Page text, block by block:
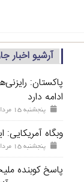
آرشیو اخبار جاری
پاکستان:
ادامه دارد
پنجشنبه ۱۵ مرداد ۱۴۰۵ - ۱۰:۵۲:۲۹
وبگاه آمریکایی:
پنجشنبه ۱۵ مرداد ۱۴۰۵ - ۱۰:۵۲:۲۹
پاسخ کوبنده